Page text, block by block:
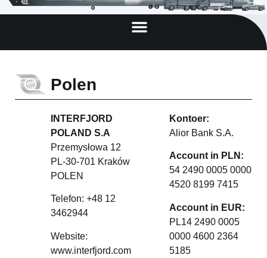
Polen
INTERFJORD
POLAND S.A
Przemysłowa 12
PL-30-701 Kraków
POLEN
Telefon: +48 12
3462944
Website:
www.interfjord.com
Kontoer:
Alior Bank S.A.
Account in PLN:
54 2490 0005 0000
4520 8199 7415
Account in EUR:
PL14 2490 0005
0000 4600 2364
5185